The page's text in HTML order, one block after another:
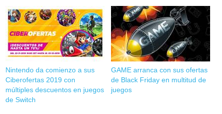
Nintendo da comienzo a sus
Ciberofertas 2019 con
múltiples descuentos en juegos
de Switch
GAME arranca con sus ofertas
de Black Friday en multitud de
juegos